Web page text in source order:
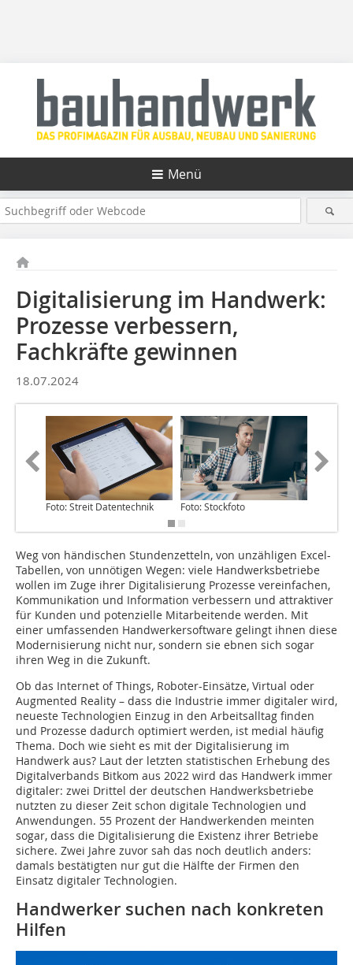
Menü
Digitalisierung im Handwerk:
Prozesse verbessern,
Fachkräfte gewinnen
18.07.2024
Foto: Streit Datentechnik Foto: Stockfoto
Weg von händischen Stundenzetteln, von unzähligen Excel-
Tabellen, von unnötigen Wegen: viele Handwerksbetriebe
wollen im Zuge ihrer Digitalisierung Prozesse vereinfachen,
Kommunikation und Information verbessern und attraktiver
für Kunden und potenzielle Mitarbeitende werden. Mit
einer umfassenden Handwerkersoftware gelingt ihnen diese
Modernisierung nicht nur, sondern sie ebnen sich sogar
ihren Weg in die Zukunft.
Ob das Internet of Things, Roboter-Einsätze, Virtual oder
Augmented Reality – dass die Industrie immer digitaler wird,
neueste Technologien Einzug in den Arbeitsalltag finden
und Prozesse dadurch optimiert werden, ist medial häufig
Thema. Doch wie sieht es mit der Digitalisierung im
Handwerk aus? Laut der letzten statistischen Erhebung des
Digitalverbands Bitkom aus 2022 wird das Handwerk immer
digitaler: zwei Drittel der deutschen Handwerksbetriebe
nutzten zu dieser Zeit schon digitale Technologien und
Anwendungen. 55 Prozent der Handwerkenden meinten
sogar, dass die Digitalisierung die Existenz ihrer Betriebe
sichere. Zwei Jahre zuvor sah das noch deutlich anders:
damals bestätigten nur gut die Hälfte der Firmen den
Einsatz digitaler Technologien.
Handwerker suchen nach konkreten
Hilfen